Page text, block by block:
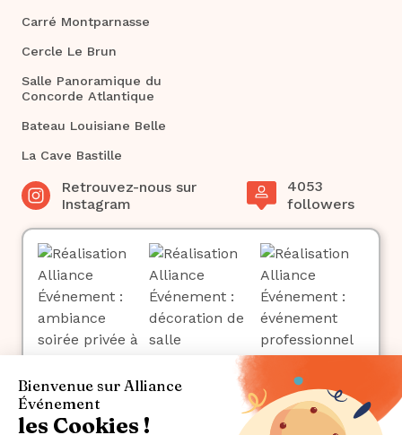
Carré Montparnasse
Cercle Le Brun
Salle Panoramique du
Concorde Atlantique
Bateau Louisiane Belle
La Cave Bastille
Retrouvez-nous sur
Instagram
4053
followers